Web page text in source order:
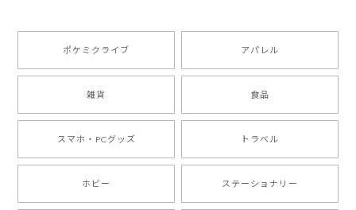
ポケミクライブ アパレル
雑貨 食品
スマホ・PCグッズ トラベル
ホビー ステーショナリー